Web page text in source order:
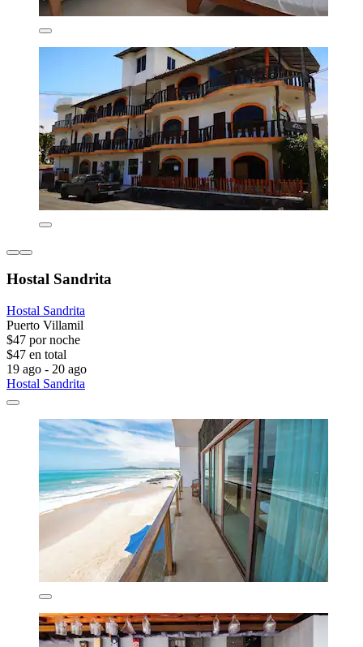
Hostal Sandrita
Hostal Sandrita
Puerto Villamil
$47 por noche
$47 en total
19 ago - 20 ago
Hostal Sandrita